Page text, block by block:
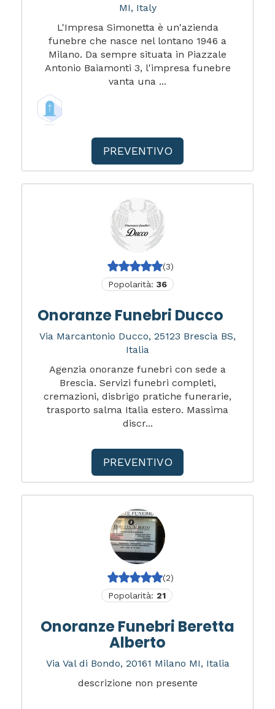
MI, Italy
L'Impresa Simonetta è un'azienda
funebre che nasce nel lontano 1946 a
Milano. Da sempre situata in Piazzale
Antonio Baiamonti 3, l'impresa funebre
vanta una ...
PREVENTIVO
(3)
Popolarità: 36
Onoranze Funebri Ducco
Via Marcantonio Ducco, 25123 Brescia BS,
Italia
Agenzia onoranze funebri con sede a
Brescia. Servizi funebri completi,
cremazioni, disbrigo pratiche funerarie,
trasporto salma Italia estero. Massima
discr...
PREVENTIVO
(2)
Popolarità: 21
Onoranze Funebri Beretta
Alberto
Via Val di Bondo, 20161 Milano MI, Italia
descrizione non presente